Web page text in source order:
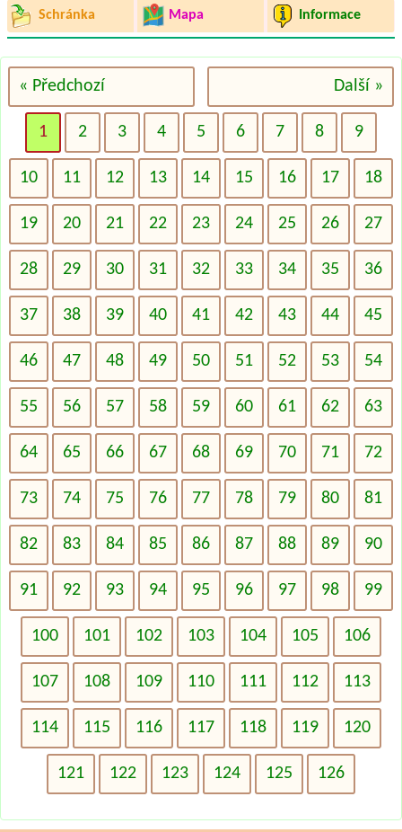
Schránka Mapa Informace
« Předchozí Další »
1 2 3 4 5 6 7 8 9
10 11 12 13 14 15 16 17 18
19 20 21 22 23 24 25 26 27
28 29 30 31 32 33 34 35 36
37 38 39 40 41 42 43 44 45
46 47 48 49 50 51 52 53 54
55 56 57 58 59 60 61 62 63
64 65 66 67 68 69 70 71 72
73 74 75 76 77 78 79 80 81
82 83 84 85 86 87 88 89 90
91 92 93 94 95 96 97 98 99
100 101 102 103 104 105 106
107 108 109 110 111 112 113
114 115 116 117 118 119 120
121 122 123 124 125 126